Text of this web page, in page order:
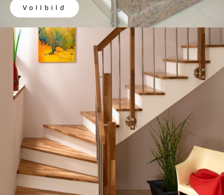
Vollbild